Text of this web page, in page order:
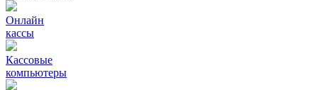
Онлайн
кассы
Кассовые
компьютеры